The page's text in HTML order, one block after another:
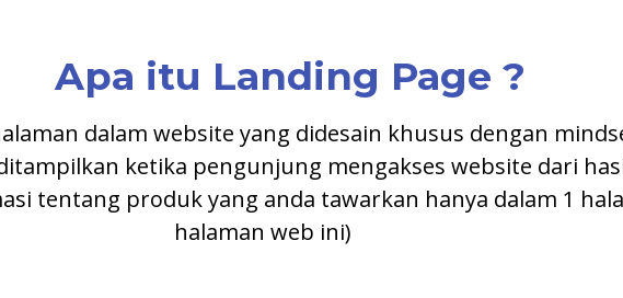
Apa itu Landing Page ?
dalam website yang didesain khusus dengan
ketika pengunjung mengakses website dari
tentang produk yang anda tawarkan hanya dalam 1
halaman web ini)